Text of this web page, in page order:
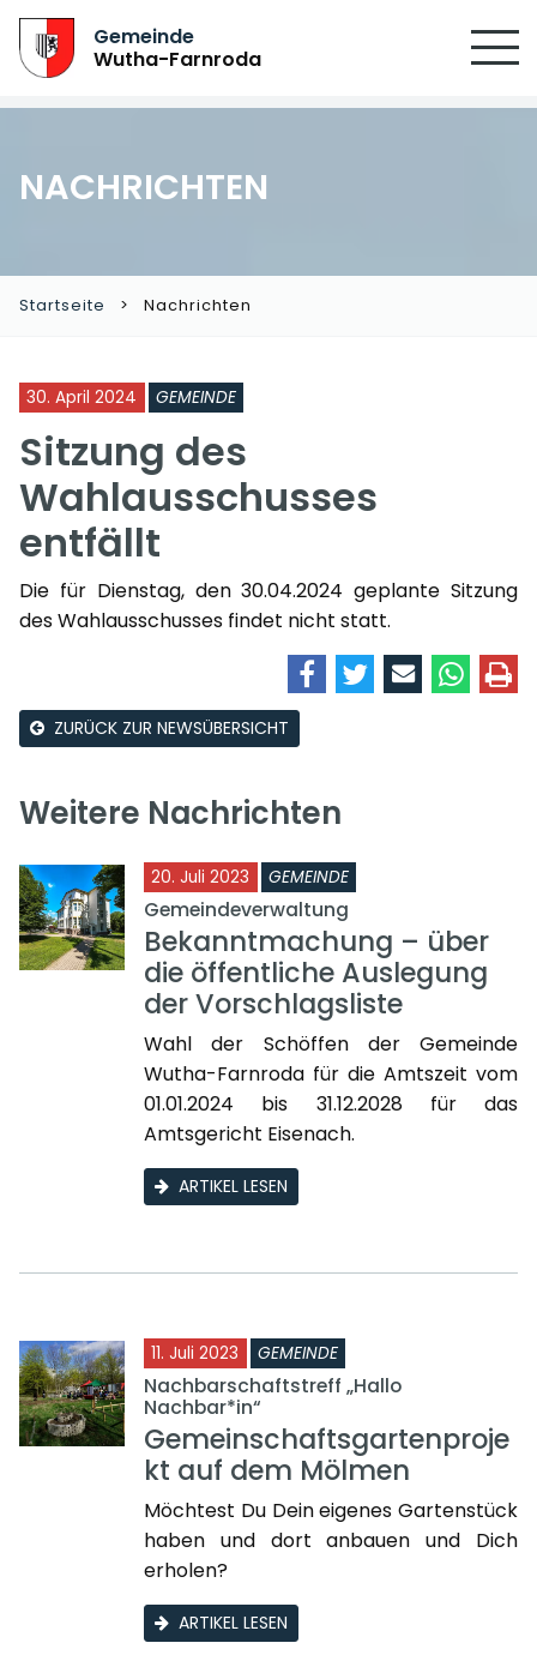
Gemeinde
Wutha-Farnroda
NACHRICHTEN
Startseite Nachrichten
30. April 2024 GEMEINDE
Sitzung des
Wahlausschusses
entfällt
Die für Dienstag, den 30.04.2024 geplante Sitzung
des Wahlausschusses findet nicht statt.
ZURÜCK ZUR NEWSÜBERSICHT
Weitere Nachrichten
20. Juli 2023 GEMEINDE
Gemeindeverwaltung
Bekanntmachung – über
die öffentliche Auslegung
der Vorschlagsliste
Wahl der Schöffen der Gemeinde
Wutha-Farnroda für die Amtszeit vom
01.01.2024 bis 31.12.2028 für das
Amtsgericht Eisenach.
ARTIKEL LESEN
11. Juli 2023 GEMEINDE
Nachbarschaftstreff „Hallo
Nachbar*in“
Gemeinschaftsgartenproje
kt auf dem Mölmen
Möchtest Du Dein eigenes Gartenstück
haben und dort anbauen und Dich
erholen?
ARTIKEL LESEN